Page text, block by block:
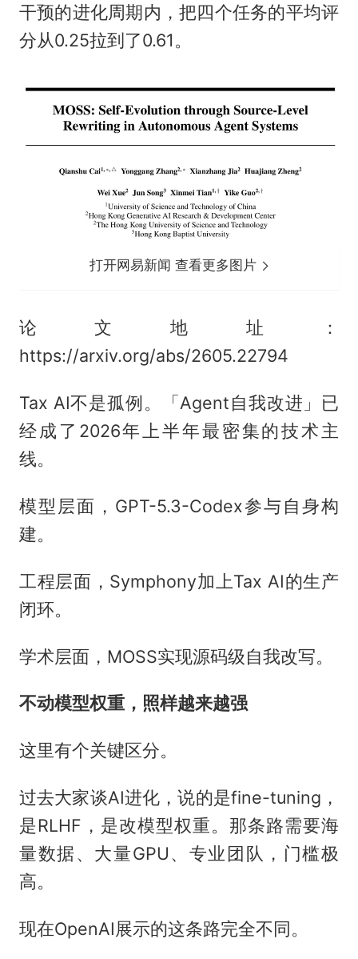
干预的进化周期内，把四个任务的平均评
分从0.25拉到了0.61。
打开网易新闻 查看更多图片
论文地址：
https://arxiv.org/abs/2605.22794
Tax AI不是孤例。「Agent自我改进」已
经成了2026年上半年最密集的技术主
线。
模型层面，GPT-5.3-Codex参与自身构
建。
工程层面，Symphony加上Tax AI的生产
闭环。
学术层面，MOSS实现源码级自我改写。
不动模型权重，照样越来越强
这里有个关键区分。
过去大家谈AI进化，说的是fine-tuning，
是RLHF，是改模型权重。那条路需要海
量数据、大量GPU、专业团队，门槛极
高。
现在OpenAI展示的这条路完全不同。